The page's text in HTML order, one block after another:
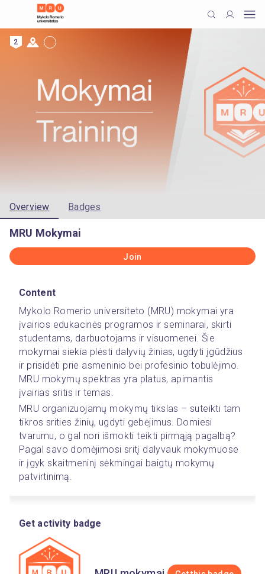
2
Overview Badges
MRU Mokymai
Join
Content
Mykolo Romerio universiteto (MRU) mokymai yra
įvairios edukacinės programos ir seminarai, skirti
studentams, darbuotojams ir visuomenei. Šie
mokymai siekia plėsti dalyvių žinias, ugdyti įgūdžius
ir prisidėti prie asmeninio bei profesinio tobulėjimo.
MRU mokymų spektras yra platus, apimantis
įvairias sritis ir temas.
MRU organizuojamų mokymų tikslas – suteikti tam
tikros srities žinių, ugdyti gebėjimus. Domiesi
tvarumu, o gal nori išmokti teikti pirmąją pagalbą?
Pagal savo domėjimosi sritį dalyvauk mokymuose
ir įgyk skaitmeninį sėkmingai baigtų mokymų
patvirtinimą.
Get activity badge